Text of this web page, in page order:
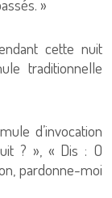
»
cette nuit
traditionnelle
d’invocation
? », « Dis : O
pardonne-moi